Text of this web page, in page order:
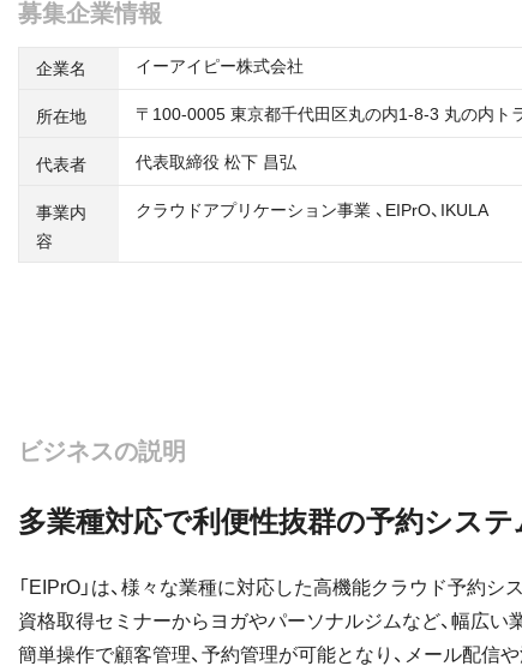
募集企業情報
企業名 イーアイピー株式会社
所在地 〒100-0005 東京都千代⽥区丸の内1-8-3 丸の内ト
代表者 代表取締役 松下 昌弘
事業内
容
クラウドアプリケーション事業 、EIPrO、IKULA
ビジネスの説明
多業種対応で利便性抜群の予約システ
「EIPrO」は、様々な業種に対応した高機能クラウド予約シ
資格取得セミナーからヨガやパーソナルジムなど、幅広い
簡単操作で顧客管理、予約管理が可能となり、メール配信